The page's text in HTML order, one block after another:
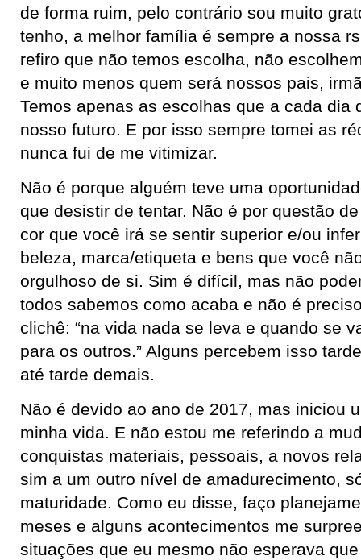
de forma ruim, pelo contrário sou muito
tenho, a melhor família é sempre a nossa
refiro que não temos escolha, não
e muito menos quem será nossos pais,
Temos apenas as escolhas que a cada dia
nosso futuro. E por isso sempre tomei as
nunca fui de me vitimizar.
Não é porque alguém teve uma
que desistir de tentar. Não é por questão
cor que você irá se sentir superior e/ou
beleza, marca/etiqueta e bens que você
orgulhoso de si. Sim é difícil, mas não
todos sabemos como acaba e não é
clichê: “na vida nada se leva e quando se
para os outros.” Alguns percebem isso
até tarde demais.
Não é devido ao ano de 2017, mas iniciou
minha vida. E não estou me referindo a
conquistas materiais, pessoais, a novos
sim a um outro nível de amadurecimento,
maturidade. Como eu disse, faço
meses e alguns acontecimentos me
situações que eu mesmo não esperava